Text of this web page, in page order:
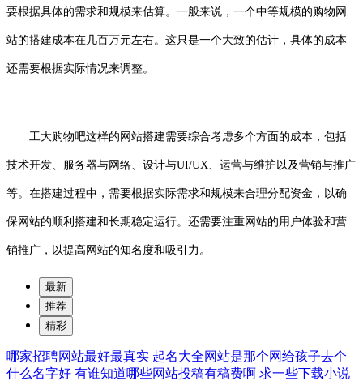
要根据具体的需求和规模来估算。一般来说，一个中等规模的购物网
站的搭建成本在几百万元左右。这只是一个大致的估计，具体的成本
还需要根据实际情况来调整。
工大购物吧这样的网站搭建需要综合考虑多个方面的成本，包括
技术开发、服务器与网络、设计与UI/UX、运营与维护以及营销与推广
等。在搭建过程中，需要根据实际需求和规模来合理分配资金，以确
保网站的顺利搭建和长期稳定运行。还需要注重网站的用户体验和营
销推广，以提高网站的知名度和吸引力。
最新
推荐
精彩
哪家招聘网站最好最真实 起名大全网站是那个网给孩子去个
什么名字好 有谁知道哪些网站投稿有稿费啊 求一些下载小说